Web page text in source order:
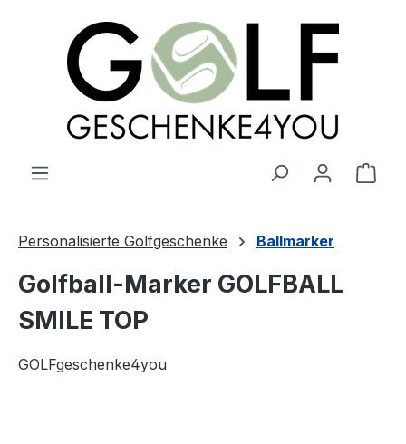
springen
Personalisierte Golfgeschenke Ballmarker
Golfball-Marker GOLFBALL
SMILE TOP
GOLFgeschenke4you